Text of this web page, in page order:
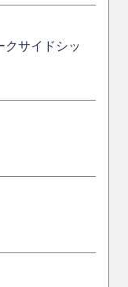
サイドシッ